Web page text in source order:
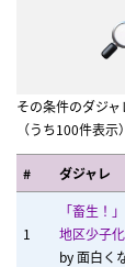
その条件のダジャ
（うち100件表示）
# ダジャレ
1
「畜生！
地区少子
by面白く